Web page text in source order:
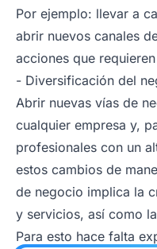
Por ejemplo: llevar a
abrir nuevos canales
acciones que
- Diversificación del
Abrir nuevas vías de
cualquier empresa y,
profesionales con un
estos cambios de
de negocio implica la
y servicios, así como
Para esto hace falta